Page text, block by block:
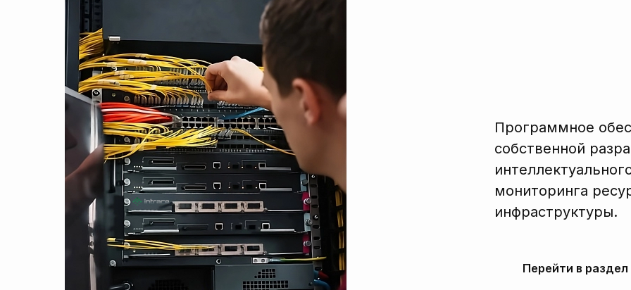
Программное
собственной
мониторинга
инфраструктуры.
Перейти в раздел